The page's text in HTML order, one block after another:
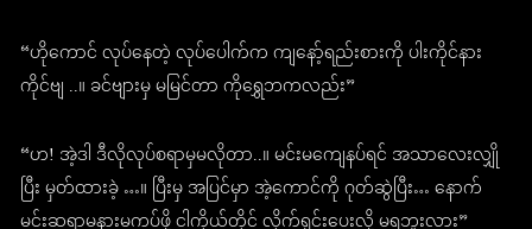
“ဟိုကောင် လုပ်နေတဲ့ လုပ်ပေါက်က ကျနော့်ရည်းစားကို ပါးကိုင်နား
ကိုင်ဗျ ..။ ခင်ဗျားမှ မမြင်တာ ကိုရွှေဘကလည်း”
“ဟ! အဲ့ဒါ ဒီလိုလုပ်စရာမှမလိုတာ..။ မင်းမကျေနပ်ရင် အသာလေးလျှို
ပြီး မှတ်ထားခဲ့ …။ ပြီးမှ အပြင်မှာ အဲ့ကောင်ကို ဂုတ်ဆွဲပြီး… နောက်